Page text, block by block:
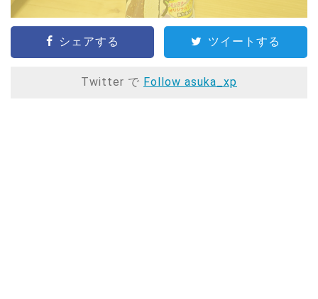
シェアする ツイートする
Twitter で Follow asuka_xp